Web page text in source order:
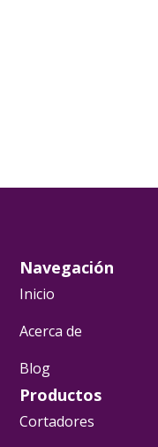
Navegación
Inicio
Acerca de
Blog
Productos
Cortadores